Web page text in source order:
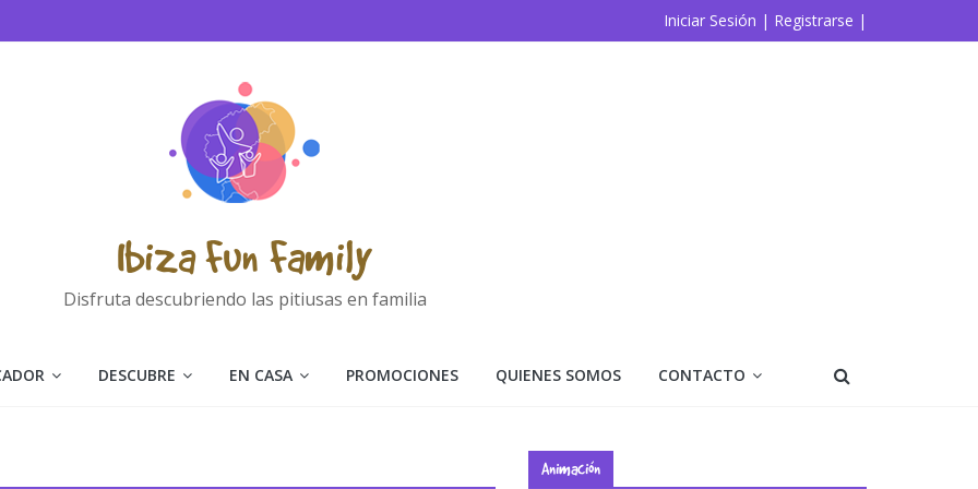
Iniciar Sesión | Registrarse |
Ibiza Fun Family
Disfruta descubriendo las pitiusas en familia
DESCUBRE EN CASA PROMOCIONES QUIENES SOMOS CONTACTO
Animación